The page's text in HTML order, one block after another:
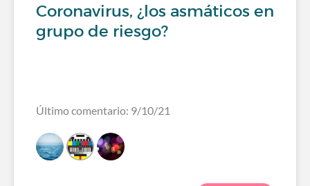
Coronavirus, ¿los asmáticos en
grupo de riesgo?
Último comentario: 9/10/21